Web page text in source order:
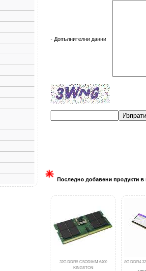
- Допълнителни данни
Изпрати
Последно добавени продукти в
32G DDR5 CSODIMM 6400
KINGSTON
8G DDR4